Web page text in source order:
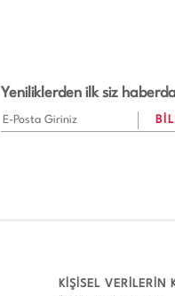
Yeniliklerden ilk siz
KİŞİSEL VERİLERİN